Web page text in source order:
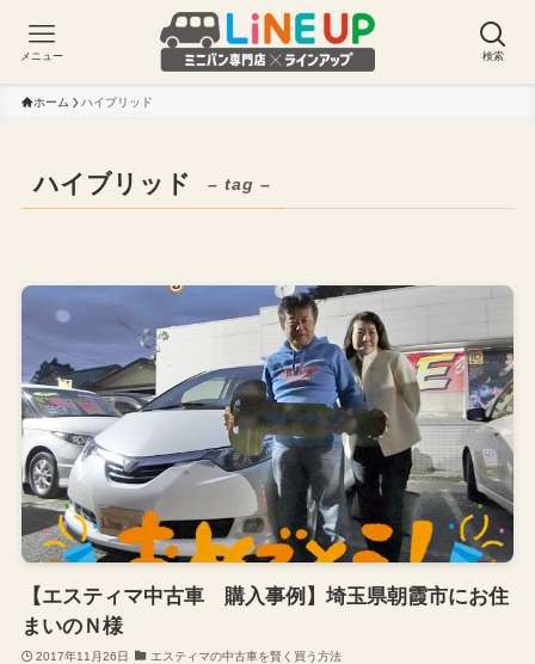
検索
メニュー
ホーム ハイブリッド
ハイブリッド – tag –
【エスティマ中古車 購入事例】埼玉県朝霞市にお住
まいのＮ様
2017年11月26日 エスティマの中古車を賢く買う方法